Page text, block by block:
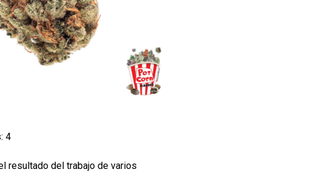
4
resultado del trabajo de varios